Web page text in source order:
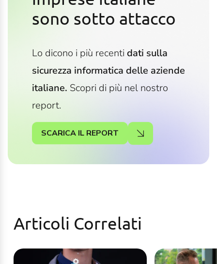
sono sotto attacco
Lo dicono i più recenti dati sulla
sicurezza informatica delle aziende
italiane. Scopri di più nel nostro
report.
SCARICA IL REPORT
Articoli Correlati